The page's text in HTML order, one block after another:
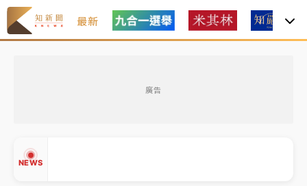
最新
廣告
NEWS
中信慈善基金會想增加董事人數！辜仲諒向法院聲請遭
駁 理由曝光